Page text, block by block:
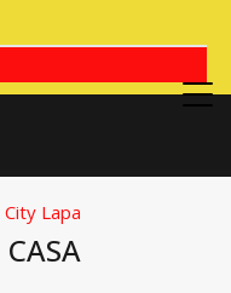
City Lapa